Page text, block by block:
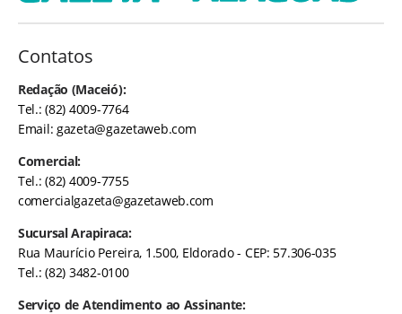
Contatos
Redação (Maceió):
Tel.: (82) 4009-7764
Email:gazeta@gazetaweb.com
Comercial:
Tel.: (82) 4009-7755
comercialgazeta@gazetaweb.com
Sucursal Arapiraca:
Rua Maurício Pereira, 1.500, Eldorado - CEP: 57.306-035
Tel.: (82) 3482-0100
Serviço de Atendimento ao Assinante: